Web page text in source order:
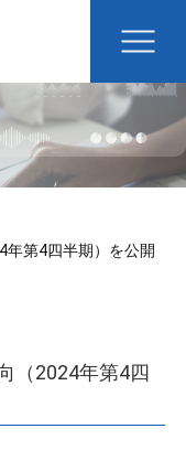
年第4四半期）を公開
（2024年第4四